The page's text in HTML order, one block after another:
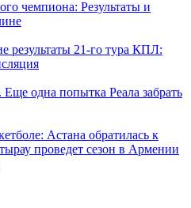
чемпиона: Результаты и
результаты 21-го тура КПЛ:
одна попытка Реала забрать
Астана обратилась к
проведет сезон в Армении